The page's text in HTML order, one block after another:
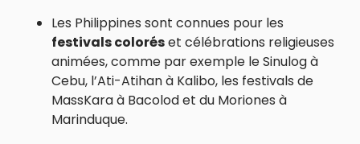
Les Philippines sont connues pour les
festivals coloréset célébrations religieuses
animées, comme par exemple le Sinulog à
Cebu, l’Ati-Atihan à Kalibo, les festivals de
MassKara à Bacolod et du Moriones à
Marinduque.